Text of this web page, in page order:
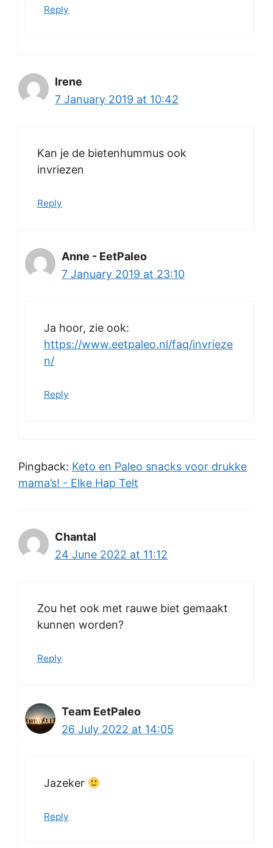
Reply
Irene
7 January 2019 at 10:42
Kan je de bietenhummus ook
invriezen
Reply
Anne - EetPaleo
7 January 2019 at 23:10
Ja hoor, zie ook:
https://www.eetpaleo.nl/faq/invrieze
n/
Reply
Pingback: Keto en Paleo snacks voor drukke
mama’s! - Elke Hap Telt
Chantal
24 June 2022 at 11:12
Zou het ook met rauwe biet gemaakt
kunnen worden?
Reply
Team EetPaleo
26 July 2022 at 14:05
Jazeker
Reply